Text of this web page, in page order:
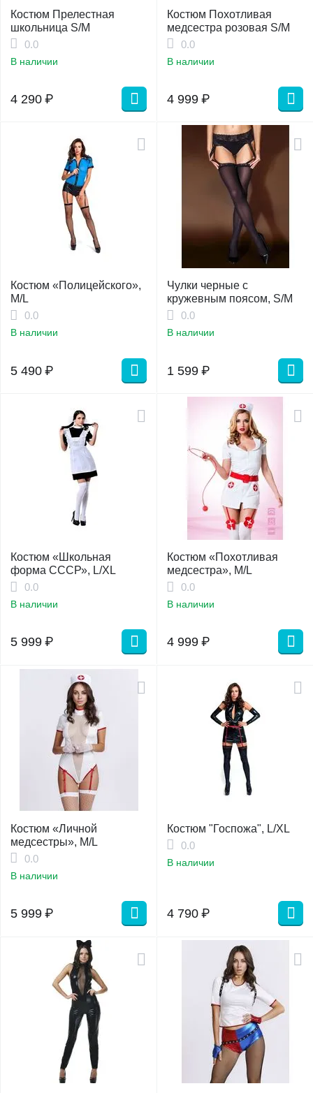
Костюм Прелестная
школьница S/M
0.0
В наличии
4 290 ₽
Костюм Похотливая
медсестра розовая S/M
0.0
В наличии
4 999 ₽
Костюм «Полицейского»,
M/L
0.0
В наличии
5 490 ₽
Чулки черные с
кружевным поясом, S/M
0.0
В наличии
1 599 ₽
Костюм «Школьная
форма СССР», L/XL
0.0
В наличии
5 999 ₽
Костюм «Похотливая
медсестра», M/L
0.0
В наличии
4 999 ₽
Костюм «Личной
медсестры», M/L
0.0
В наличии
5 999 ₽
Костюм "Госпожа", L/XL
0.0
В наличии
4 790 ₽